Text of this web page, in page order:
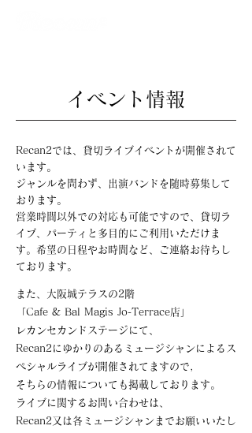
​イベント情報
Recan2では、貸切ライブイベントが開催されて
います。
ジャンルを問わず、出演バンドを随時募集して
おります。
営業時間以外での対応も可能ですので、貸切ラ
イブ、パーティと多目的にご利用いただけま
す。希望の日程やお時間など、ご連絡お待ちし
ております。
また、大阪城テラスの2階
「Cafe & Bal Magis Jo-Terrace店」
レカンセカンドステージにて、
Recan2にゆかりのあるミュージシャンによるス
ペシャルライブが開催されてますので,
​そちらの情報についても掲載しております。
​ライブに関するお問い合わせは、
Recan2又は各ミュージシャンまでお願いいたし